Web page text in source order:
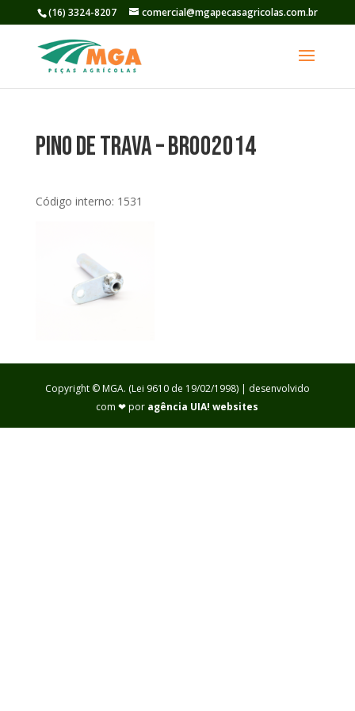
(16) 3324-8207 comercial@mgapecasagricolas.com.br
Pino de Trava – BR002014
Código interno: 1531
Copyright © MGA. (Lei 9610 de 19/02/1998) | desenvolvido
com ❤ por agência UIA! websites